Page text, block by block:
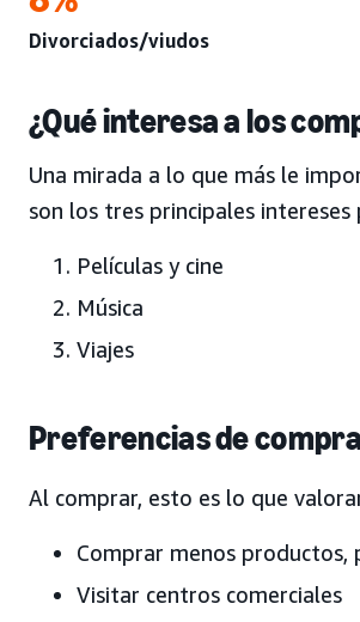
Divorciados/viudos
¿Qué interesa a los
Una mirada a lo que más le
son los tres principales
Películas y cine
Música
Viajes
Preferencias de
Al comprar, esto es lo que
Comprar menos productos,
Visitar centros comerciales